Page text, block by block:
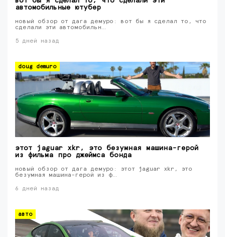
автомобильные ютубер
новый обзор от дага демуро: вот бы я сделал то, что
сделали эти автомобильн…
5 дней назад
doug demuro
этот jaguar xkr, это безумная машина-герой
из фильма про джеймса бонда
новый обзор от дага демуро: этот jaguar xkr, это
безумная машина-герой из ф…
6 дней назад
авто